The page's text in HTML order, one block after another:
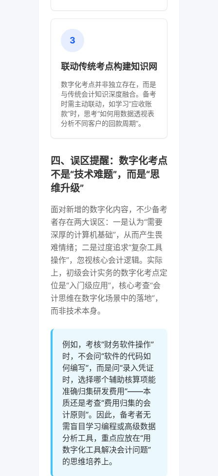
3
联动传统考点构建知识网
数字化考点并非独立存在，而是
与传统会计知识深度融合。备考
时需主动联动，如学习“应收账
款”时，思考“如何用数据透视表
分析不同客户的回款周期”。
四、误区提醒：数字化考点
不是“技术难题”，而是“思
维升级”
面对新增的数字化内容，不少备考
者存在两大误区：一是认为“需要
深厚的计算机基础”，从而产生畏
难情绪；二是过度追求“复杂工具
操作”，忽视核心会计逻辑。实际
上，初级会计实务的数字化考点定
位是“入门级应用”，核心考查“会
计思维在数字化场景中的落地”，
而非技术本身。
例如，考核“财务软件操作”
时，不会问“软件的代码如
何编写”，而是问“录入凭证
时，选择哪个辅助核算项能
准确归集研发费用”——本
质还是考查“费用归集的会
计原则”。因此，备考者无
需盲目学习编程或高级数据
分析工具，重点应放在“用
数字化工具解决会计问题”
的思维培养上。